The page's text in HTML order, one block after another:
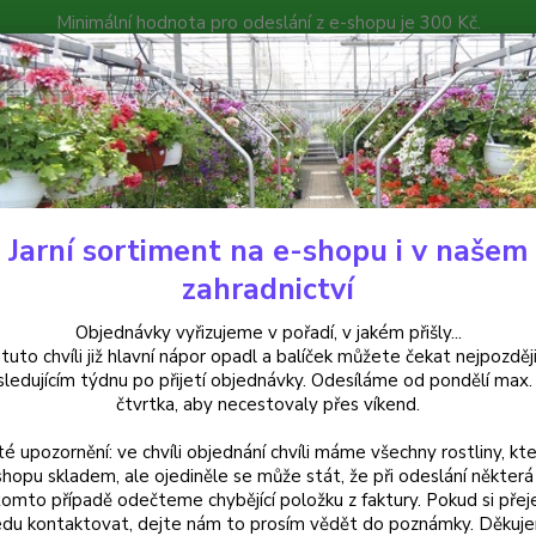
Minimální hodnota pro odeslání z e-shopu je 300 Kč.
můžete čekat nejpozději v následujícím týdnu po přijetí
Poradna Kontakty
Hledat
Bylinky a léčivky Japonský křen – Wasabia japonica - cena na prodejně
křen – Wasabia japonica -
pro
Jarní sortiment na e-shopu i v našem
zahradnictví
Objednávky vyřizujeme v pořadí, v jakém přišly...
chvíli již hlavní nápor opadl a balíček můžete čekat
týdnu po přijetí objednávky. Odesíláme od pondělí
čtvrtka, aby necestovaly přes víkend.
upozornění: ve chvíli objednání chvíli máme všechny rostliny,
skladem, ale ojediněle se může stát, že při odeslání některá
případě odečteme chybějící položku z faktury. Pokud si
kontaktovat, dejte nám to prosím vědět do poznámky.